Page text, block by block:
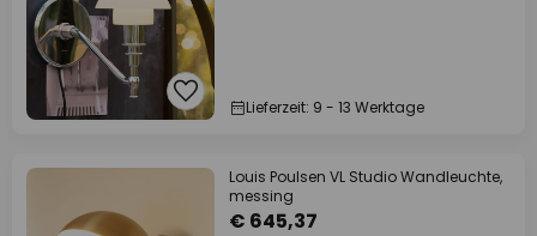
Lieferzeit: 9 - 13 Werktage
Louis Poulsen VL Studio Wandleuchte,
messing
€ 645,37